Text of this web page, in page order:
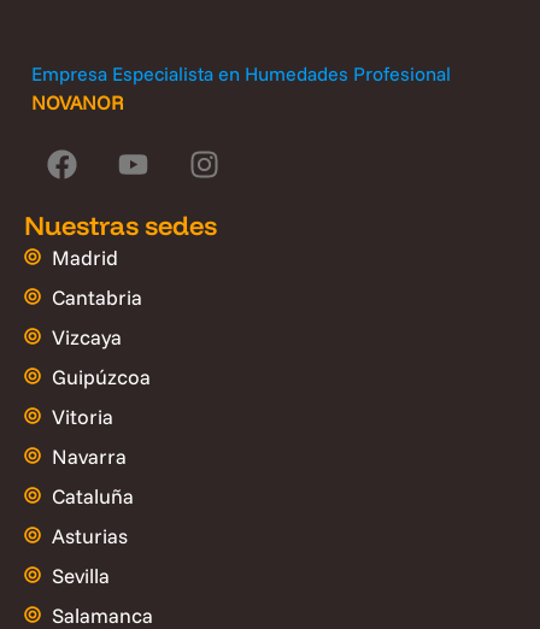
Empresa Especialista en Humedades Profesional
NOVANOR
Nuestras sedes
Madrid
Cantabria
Vizcaya
Guipúzcoa
Vitoria
Navarra
Cataluña
Asturias
Sevilla
Salamanca